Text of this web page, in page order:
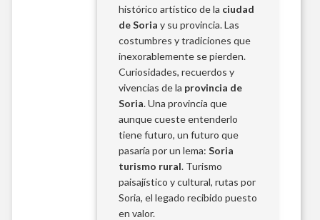
histórico artístico de la ciudad
de Soria y su provincia. Las
costumbres y tradiciones que
inexorablemente se pierden.
Curiosidades, recuerdos y
vivencias de la provincia de
Soria. Una provincia que
aunque cueste entenderlo
tiene futuro, un futuro que
pasaría por un lema:Soria
turismo rural. Turismo
paisajístico y cultural, rutas por
Soria, el legado recibido puesto
en valor.